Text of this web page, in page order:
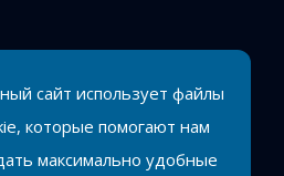
сайт использует файлы
которые помогают нам
максимально удобные